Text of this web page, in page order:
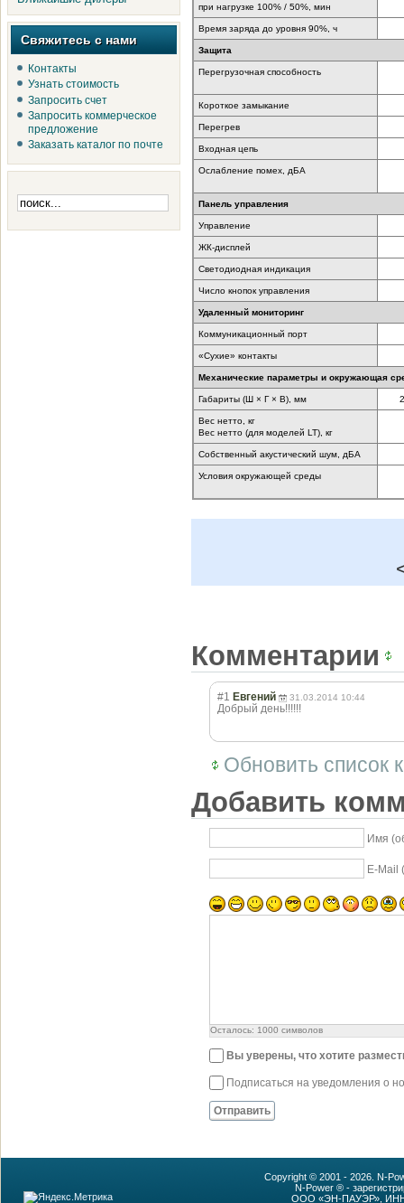
Свяжитесь с нами
Контакты
Узнать стоимость
Запросить счет
Запросить коммерческое
предложение
Заказать каталог по почте
при нагрузке 100% / 50%, мин
Время заряда до уровня 90%, ч
Защита
Перегрузочная способность
Короткое замыкание
Перегрев
Входная цепь
Ослабление помех, дБА
Панель управления
Управление
ЖК-дисплей
Светодиодная индикация
Число кнопок управления
Удаленный мониторинг
Коммуникационный порт
«Сухие» контакты
Механические параметры и окружающая
Габариты (Ш × Г × В), мм
Вес нетто, кг
Вес нетто (для моделей LT), кг
Собственный акустический шум, дБА
Условия окружающей среды
Комментарии
#1 Евгений 31.03.2014 10:44
Добрый день!!!!!!
Обновить список
Добавить
Имя
E-Mail
Осталось: 1000 символов
Вы уверены, что хотите
Подписаться на уведомления о
Отправить
Copyright © 2001 - 2026. N-
N-Power ® -
ООО «ЭН-ПАУЭР», ИНН: